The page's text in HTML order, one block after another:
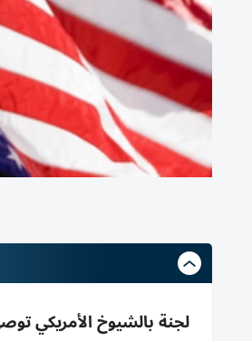
لجنة بالشيوخ الأمريكي